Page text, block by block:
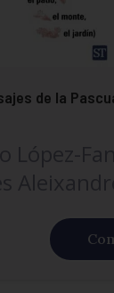
de la